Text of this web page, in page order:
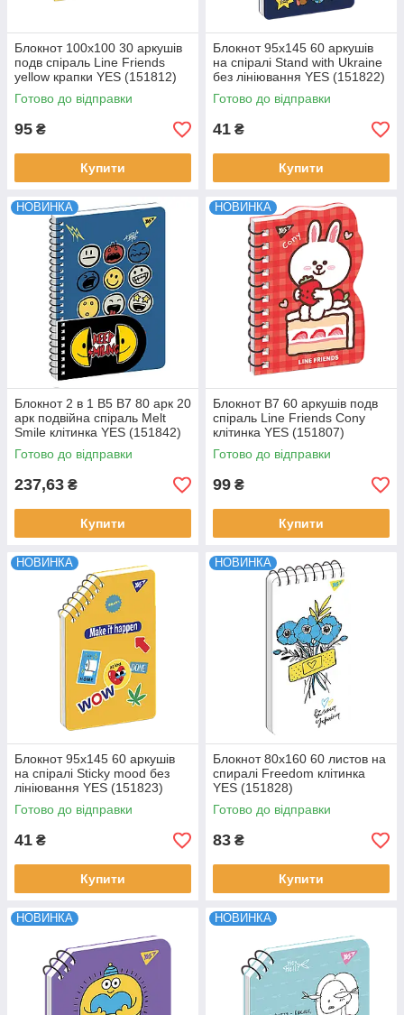
Блокнот 100x100 30 аркушів
подв спіраль Line Friends
yellow крапки YES (151812)
Готово до відправки
95 ₴
Купити
Блокнот 95х145 60 аркушів
на cпіралі Stand with Ukraine
без лініювання YES (151822)
Готово до відправки
41 ₴
Купити
НОВИНКА
Блокнот 2 в 1 В5 В7 80 арк 20
арк подвійна спіраль Melt
Smile клітинка YES (151842)
Готово до відправки
237,63 ₴
Купити
НОВИНКА
Блокнот В7 60 аркушів подв
спіраль Line Friends Cony
клітинка YES (151807)
Готово до відправки
99 ₴
Купити
НОВИНКА
Блокнот 95х145 60 аркушів
на cпіралі Sticky mood без
лініювання YES (151823)
Готово до відправки
41 ₴
Купити
НОВИНКА
Блокнот 80x160 60 листов на
спиралі Freedom клітинка
YES (151828)
Готово до відправки
83 ₴
Купити
НОВИНКА НОВИНКА